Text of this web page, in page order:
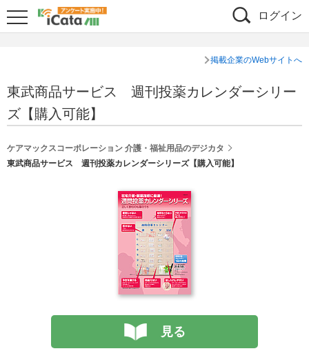
ログイン
掲載企業のWebサイトへ
東武商品サービス 週刊投薬カレンダーシリー
ズ【購入可能】
ケアマックスコーポレーション 介護・福祉用品のデジカタ
東武商品サービス 週刊投薬カレンダーシリーズ【購入可能】
見る